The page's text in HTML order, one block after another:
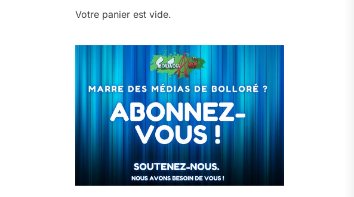
Votre panier est vide.